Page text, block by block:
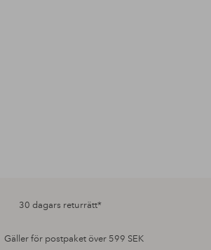
30 dagars returrätt*
Gäller för postpaket över 599 SEK